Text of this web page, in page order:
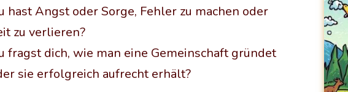
hast Angst oder Sorge, Fehler zu machen oder
zu verlieren?
fragst dich, wie man eine Gemeinschaft gründet
sie erfolgreich aufrecht erhält?